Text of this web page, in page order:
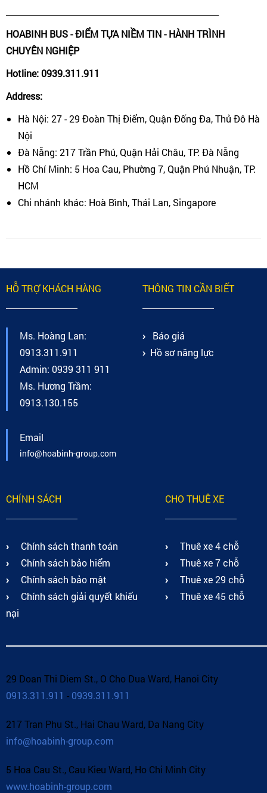
HOABINH BUS - ĐIỂM TỰA NIỀM TIN - HÀNH TRÌNH
CHUYÊN NGHIỆP
Hotline: 0939.311.911
Address:
Hà Nội: 27 - 29 Đoàn Thị Điểm, Quận Đống Đa, Thủ Đô Hà
Nội
Đà Nẵng: 217 Trần Phú, Quận Hải Châu, TP. Đà Nẵng
Hồ Chí Minh: 5 Hoa Cau, Phường 7, Quận Phú Nhuận, TP.
HCM
Chi nhánh khác: Hoà Bình, Thái Lan, Singapore
HỖ TRỢ KHÁCH HÀNG
Ms. Hoàng Lan:
0913.311.911
Admin: 0939 311 911
Ms. Hương Trầm:
0913.130.155
Email
info@hoabinh-group.com
THÔNG TIN CẦN BIẾT
Báo giá
Hồ sơ năng lực
CHÍNH SÁCH
Chính sách thanh toán
Chính sách bảo hiểm
Chính sách bảo mật
Chính sách giải quyết khiếu
nại
CHO THUÊ XE
Thuê xe 4 chỗ
Thuê xe 7 chỗ
Thuê xe 29 chỗ
Thuê xe 45 chỗ
29 Doan Thi Diem St., O Cho Dua Ward, Hanoi City
0913.311.911 - 0939.311.911
217 Tran Phu St., Hai Chau Ward, Da Nang City
info@hoabinh-group.com
5 Hoa Cau St., Cau Kieu Ward, Ho Chi Minh City
www.hoabinh-group.com